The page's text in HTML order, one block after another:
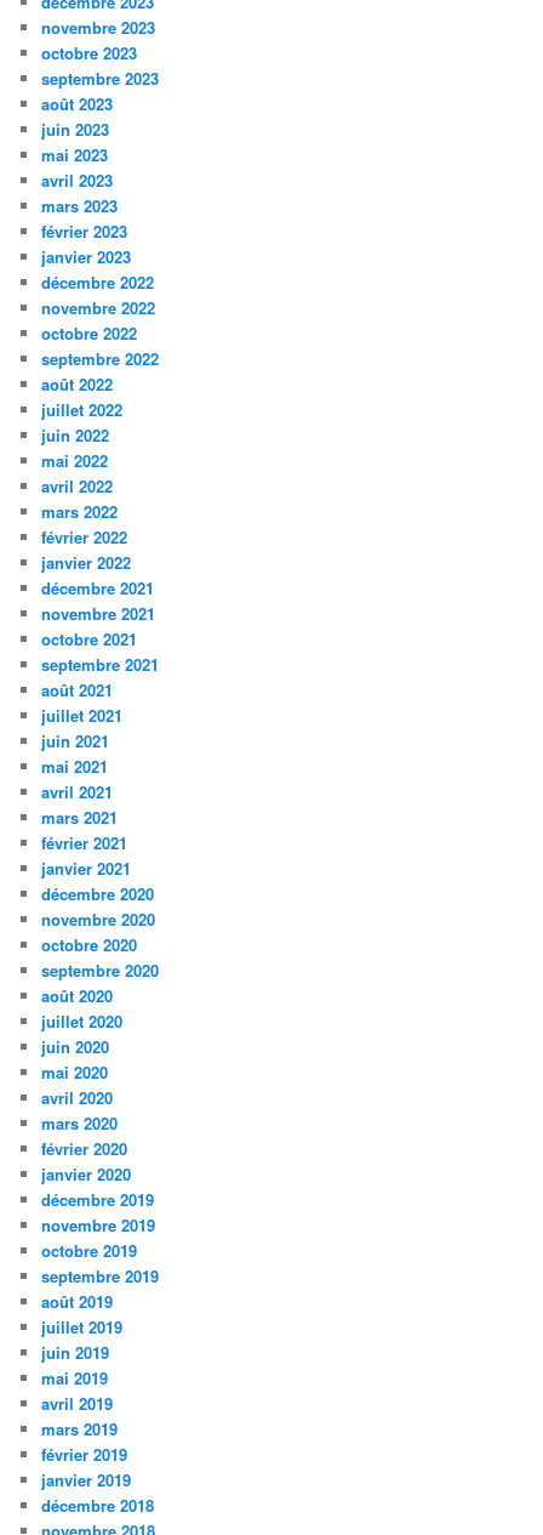
novembre 2023
octobre 2023
septembre 2023
août 2023
juin 2023
mai 2023
avril 2023
mars 2023
février 2023
janvier 2023
décembre 2022
novembre 2022
octobre 2022
septembre 2022
août 2022
juillet 2022
juin 2022
mai 2022
avril 2022
mars 2022
février 2022
janvier 2022
décembre 2021
novembre 2021
octobre 2021
septembre 2021
août 2021
juillet 2021
juin 2021
mai 2021
avril 2021
mars 2021
février 2021
janvier 2021
décembre 2020
novembre 2020
octobre 2020
septembre 2020
août 2020
juillet 2020
juin 2020
mai 2020
avril 2020
mars 2020
février 2020
janvier 2020
décembre 2019
novembre 2019
octobre 2019
septembre 2019
août 2019
juillet 2019
juin 2019
mai 2019
avril 2019
mars 2019
février 2019
janvier 2019
décembre 2018